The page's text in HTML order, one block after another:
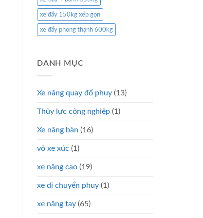
xe đẩy 150kg xếp gọn
xe đẩy phong thạnh 600kg
DANH MỤC
Xe nâng quay đổ phuy (13)
Thủy lực công nghiệp (1)
Xe nâng bàn (16)
vỏ xe xúc (1)
xe nâng cao (19)
xe di chuyển phuy (1)
xe nâng tay (65)